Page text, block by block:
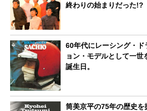
終わりの始まりだった!?
60年代にレーシング・
ョン・モデルとして一
誕生日。
筒美京平の75年の歴史を